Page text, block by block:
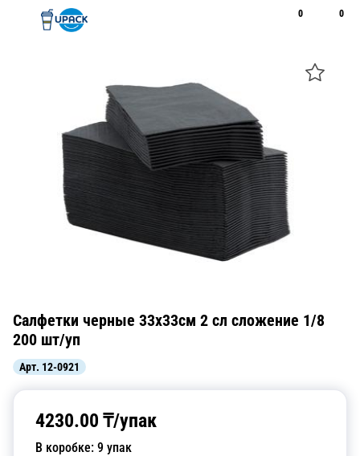
0 0
Салфетки черные 33х33см 2 сл сложение 1/8
200 шт/уп
Арт. 12-0921
4230.00 ₸/упак
В коробке: 9 упак